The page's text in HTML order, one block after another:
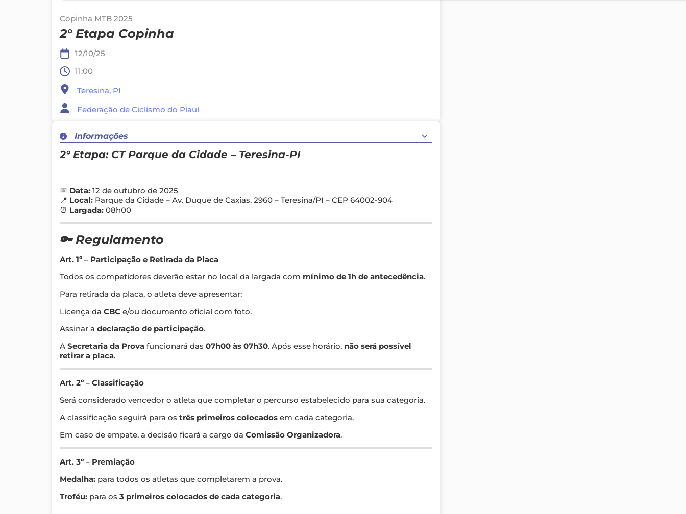
Copinha MTB 2025
2° Etapa Copinha
12/10/25
11:00
Teresina, PI
Federação de Ciclismo do Piauí
Informações
2° Etapa: CT Parque da Cidade – Teresina-PI
📅 Data: 12 de outubro de 2025
📍 Local: Parque da Cidade – Av. Duque de Caxias, 2960 – Teresina/PI – CEP 64002-904
⏰ Largada: 08h00
🔑 Regulamento
Art. 1º – Participação e Retirada da Placa
Todos os competidores deverão estar no local da largada com mínimo de 1h de antecedência.
Para retirada da placa, o atleta deve apresentar:
Licença da CBC e/ou documento oficial com foto.
Assinar a declaração de participação.
A Secretaria da Prova funcionará das 07h00 às 07h30. Após esse horário, não será possível
retirar a placa.
Art. 2º – Classificação
Será considerado vencedor o atleta que completar o percurso estabelecido para sua categoria.
A classificação seguirá para os três primeiros colocados em cada categoria.
Em caso de empate, a decisão ficará a cargo da Comissão Organizadora.
Art. 3º – Premiação
Medalha: para todos os atletas que completarem a prova.
Troféu: para os 3 primeiros colocados de cada categoria.